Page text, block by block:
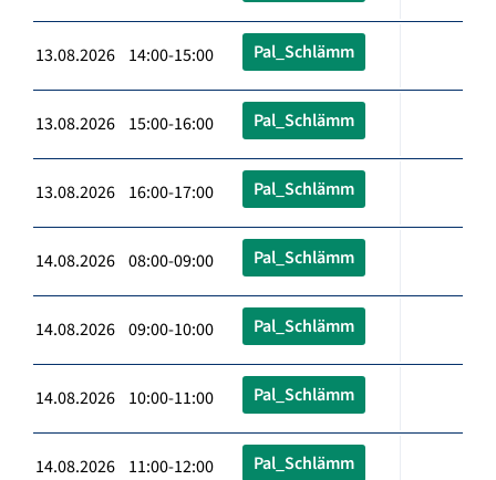
13.08.2026 14:00-15:00 Pal_Schlämm
13.08.2026 15:00-16:00 Pal_Schlämm
13.08.2026 16:00-17:00 Pal_Schlämm
14.08.2026 08:00-09:00 Pal_Schlämm
14.08.2026 09:00-10:00 Pal_Schlämm
14.08.2026 10:00-11:00 Pal_Schlämm
14.08.2026 11:00-12:00 Pal_Schlämm